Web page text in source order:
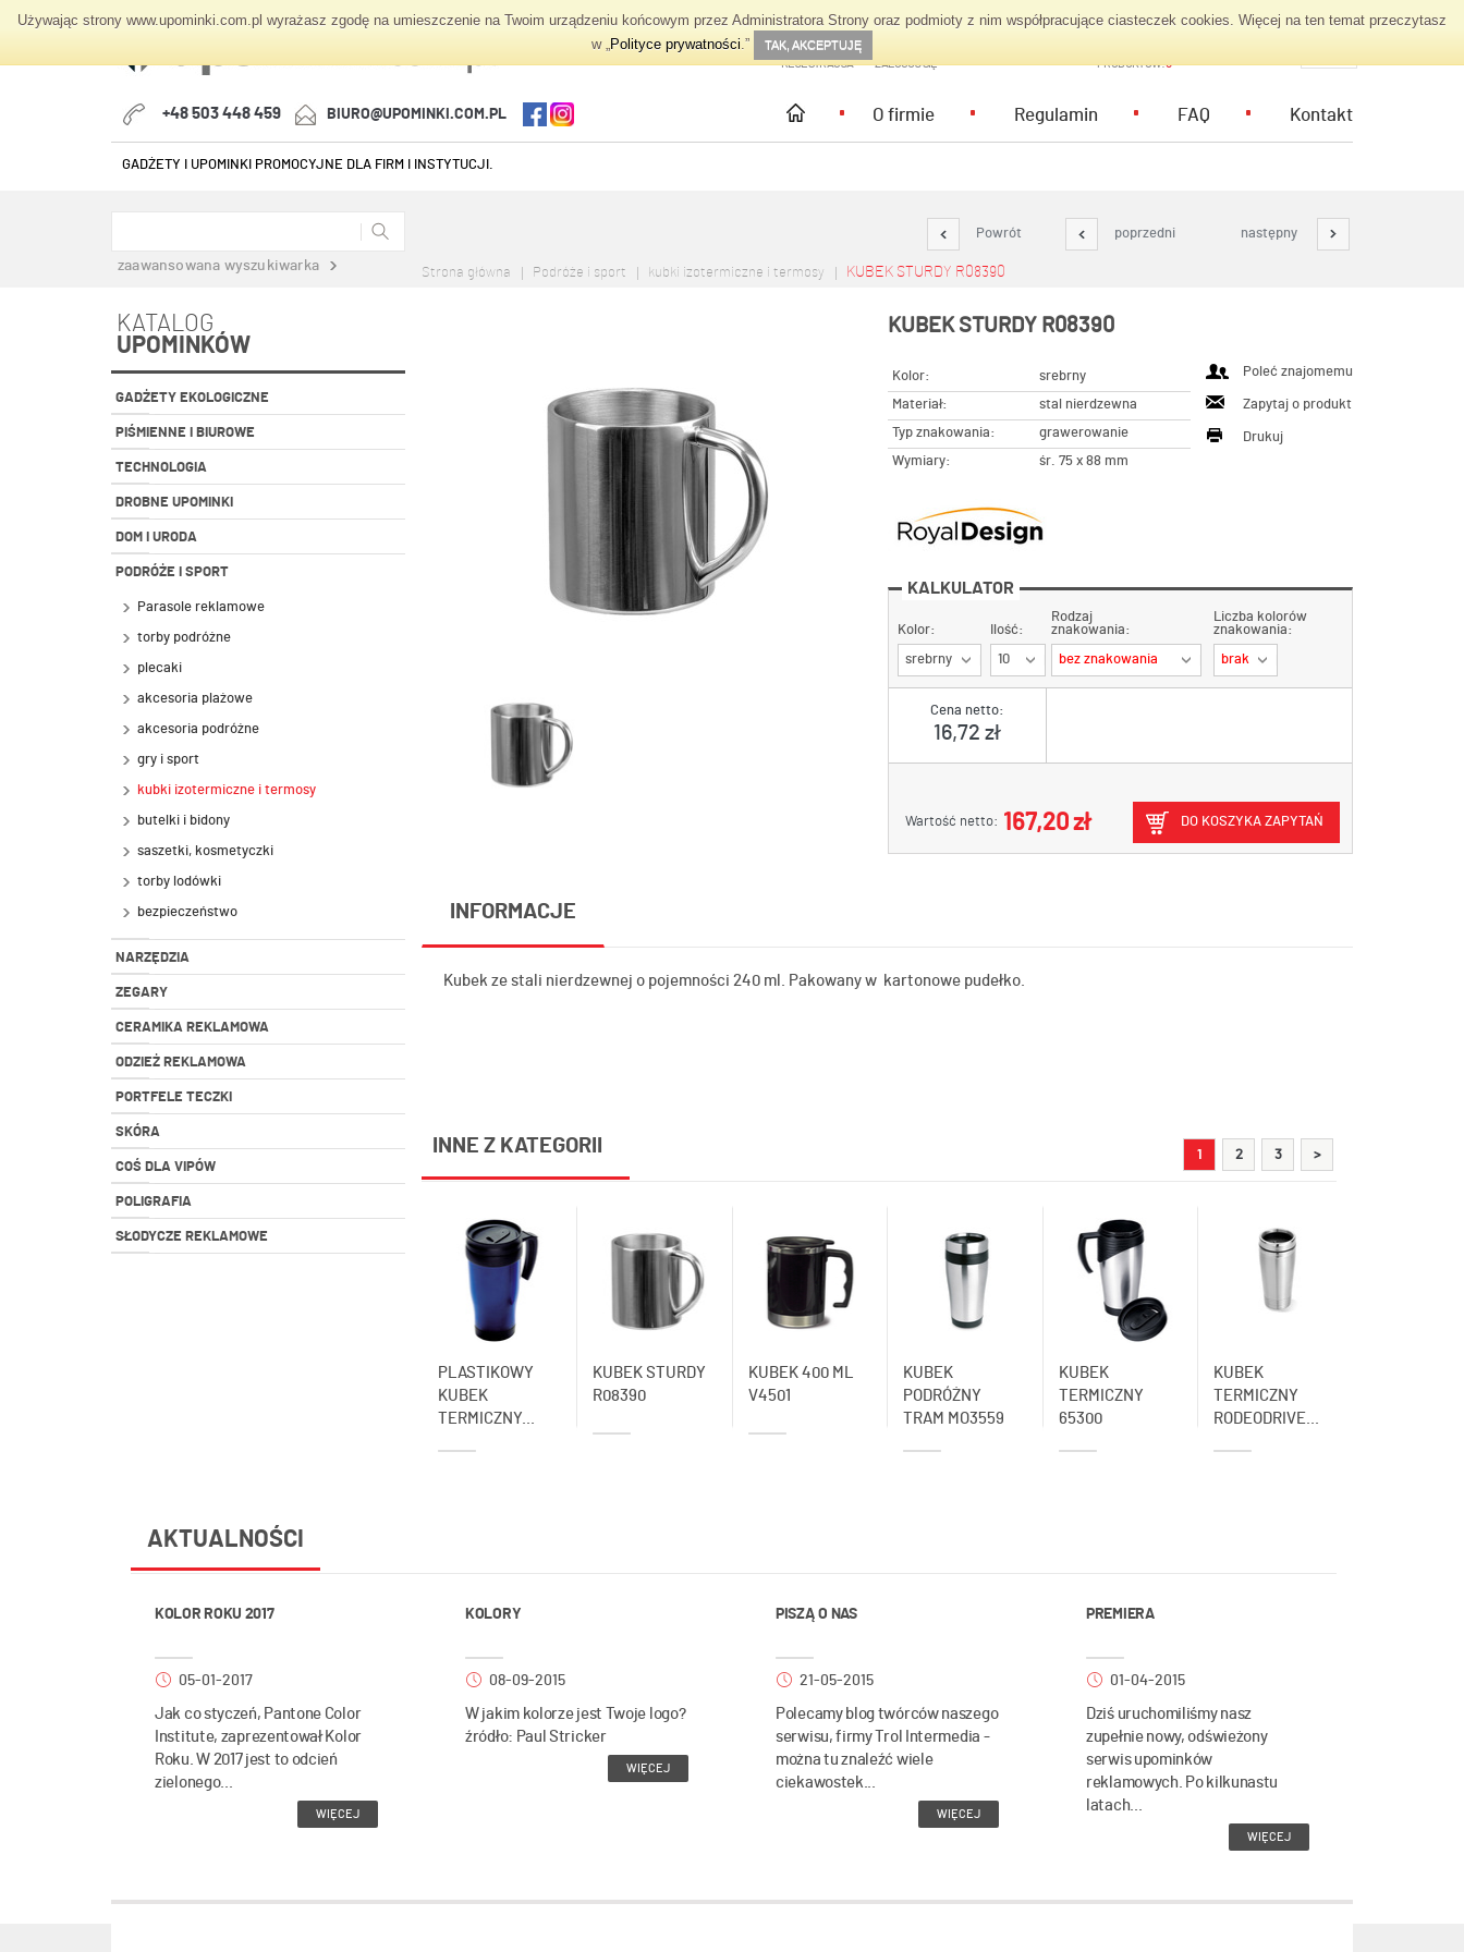
Używając strony www.upominki.com.pl wyrażasz zgodę na umieszczenie na Twoim urządzeniu końcowym przez Administratora Strony oraz podmioty z nim współpracujące ciasteczek cookies. Więcej na ten temat przeczytasz
w „Polityce prywatności.” TAK, AKCEPTUJĘ
TWOJE KONTO
REJESTRACJA ZALOGUJ SIĘ PRODUKTÓW:0
+48 503 448 459 BIURO@UPOMINKI.COM.PL O firmie Regulamin FAQ Kontakt
GADŻETY I UPOMINKI PROMOCYJNE DLA FIRM I INSTYTUCJI.
zaawansowana wyszukiwarka
KATALOG
UPOMINKÓW
GADŻETY EKOLOGICZNE
PIŚMIENNE I BIUROWE
TECHNOLOGIA
DROBNE UPOMINKI
DOM I URODA
PODRÓŻE I SPORT
Parasole reklamowe
torby podróżne
plecaki
akcesoria plażowe
akcesoria podróżne
gry i sport
kubki izotermiczne i termosy
butelki i bidony
saszetki, kosmetyczki
torby lodówki
bezpieczeństwo
NARZĘDZIA
ZEGARY
CERAMIKA REKLAMOWA
ODZIEŻ REKLAMOWA
PORTFELE TECZKI
SKÓRA
COŚ DLA VIPÓW
POLIGRAFIA
SŁODYCZE REKLAMOWE
następny
poprzedni
Powrót
Strona główna Podróże i sport kubki izotermiczne i termosy KUBEK STURDY R08390
KUBEK STURDY R08390
Kolor:
srebrny
Materiał:
stal nierdzewna
Typ znakowania:
grawerowanie
Wymiary:
śr. 75 x 88 mm
Poleć znajomemu
Zapytaj o produkt
Drukuj
KALKULATOR
Cena netto:
16,72 zł
Wartość netto: 167,20 zł DO KOSZYKA ZAPYTAŃ
Kolor:
srebrny
Ilość:
10
Rodzaj
znakowania:
bez znakowania
Liczba kolorów
znakowania:
brak
INFORMACJE
Kubek ze stali nierdzewnej o pojemności 240 ml. Pakowany w kartonowe pudełko.
INNE Z KATEGORII 1 2 3 >
PLASTIKOWY
KUBEK
TERMICZNY...
KUBEK STURDY
R08390
KUBEK 400 ML
V4501
KUBEK
PODRÓŻNY
TRAM MO3559
KUBEK
TERMICZNY
65300
KUBEK
TERMICZNY
RODEODRIVE...
AKTUALNOŚCI
KOLOR ROKU 2017
05-01-2017
Jak co styczeń, Pantone Color
Institute, zaprezentował Kolor
Roku. W 2017 jest to odcień
zielonego...
WIĘCEJ
KOLORY
08-09-2015
W jakim kolorze jest Twoje logo?
źródło: Paul Stricker
WIĘCEJ
PISZĄ O NAS
21-05-2015
Polecamy blog twórców naszego
serwisu, firmy Trol Intermedia -
można tu znaleźć wiele
ciekawostek...
WIĘCEJ
PREMIERA
01-04-2015
Dziś uruchomiliśmy nasz
zupełnie nowy, odświeżony
serwis upominków
reklamowych. Po kilkunastu
latach...
WIĘCEJ